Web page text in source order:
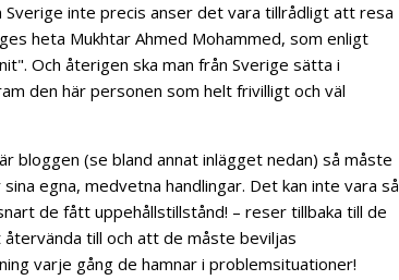
inte precis anser det vara tillrådligt att resa
heta Mukhtar Ahmed Mohammed, som enligt
Och återigen ska man från Sverige sätta i
den här personen som helt frivilligt och väl
bloggen (se bland annat inlägget nedan) så måste
egna, medvetna handlingar. Det kan inte vara så
de fått uppehållstillstånd! – reser tillbaka till de
till och att de måste beviljas
varje gång de hamnar i problemsituationer!